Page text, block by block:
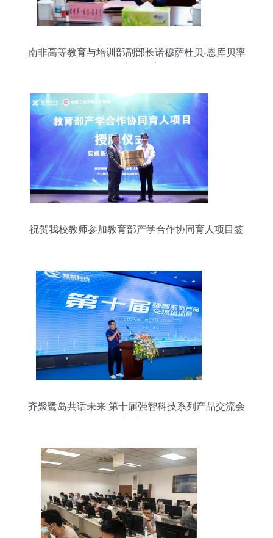
南非高等教育与培训部副部长诺穆萨杜贝-恩库贝率
祝贺我校教师参加教育部产学合作协同育人项目签
齐聚鹭岛共话未来 第十届强智科技系列产品交流会